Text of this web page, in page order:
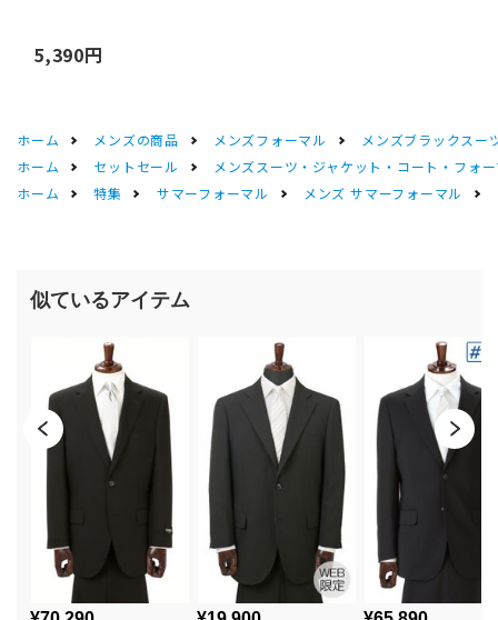
5,390円
ホーム メンズの商品 メンズフォーマル
メンズブラックスー
ホーム
セットセール
メンズスーツ・ジャケット・コート・フォ
ホーム
特集 サマーフォーマル メンズ サマーフォーマル